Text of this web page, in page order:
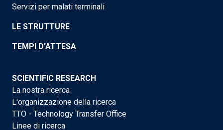
Servizi per malati terminali
LE STRUTTURE
TEMPI D'ATTESA
SCIENTIFIC RESEARCH
La nostra ricerca
L'organizzazione della ricerca
TTO - Technology Transfer Office
Linee di ricerca